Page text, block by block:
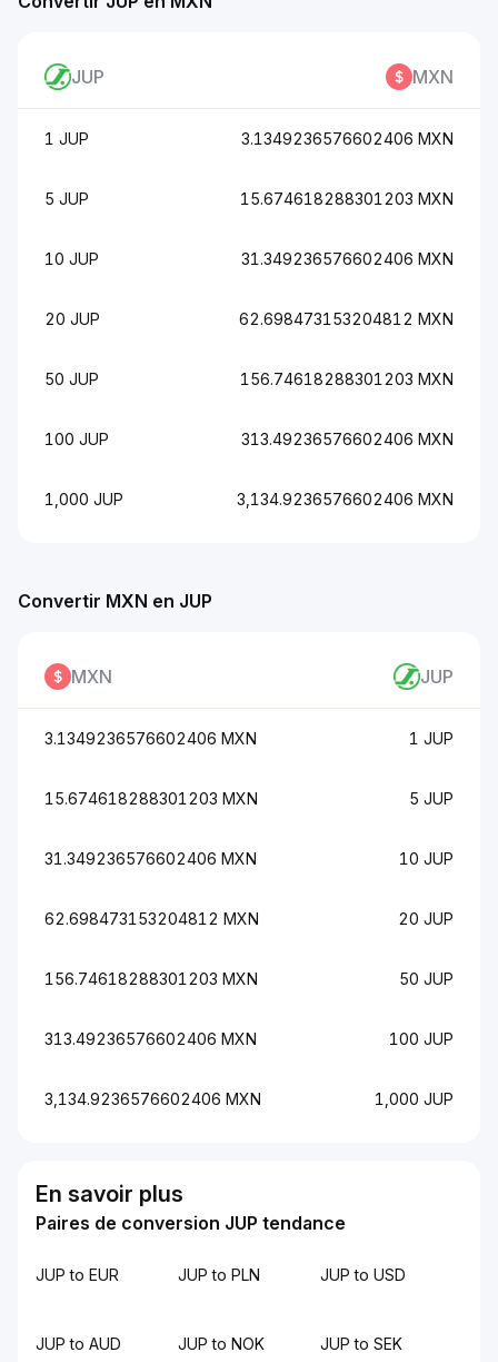
JUP MXN
1 JUP 3.1349236576602406 MXN
5 JUP 15.674618288301203 MXN
10 JUP 31.349236576602406 MXN
20 JUP 62.698473153204812 MXN
50 JUP 156.74618288301203 MXN
100 JUP 313.49236576602406 MXN
1,000 JUP 3,134.9236576602406 MXN
Convertir MXN en JUP
MXN JUP
3.1349236576602406 MXN 1 JUP
15.674618288301203 MXN 5 JUP
31.349236576602406 MXN 10 JUP
62.698473153204812 MXN 20 JUP
156.74618288301203 MXN 50 JUP
313.49236576602406 MXN 100 JUP
3,134.9236576602406 MXN 1,000 JUP
En savoir plus
Paires de conversion JUP tendance
JUP to EUR JUP to PLN JUP to USD
JUP to AUD JUP to NOK JUP to SEK